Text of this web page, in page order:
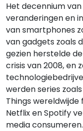
Het decennium
veranderingen en
van smartphones
van gadgets zoals
gezien herstelde
crisis van 2008, en
werden series
Things
Netflix en Spotify
media consumeren.